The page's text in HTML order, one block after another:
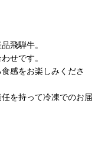
飛騨牛。
せです。
感をお楽しみくださ
を持って冷凍でのお届